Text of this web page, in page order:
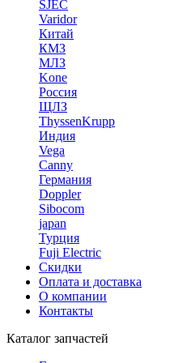
SJEC
Varidor
Китай
КМЗ
МЛЗ
Kone
Россия
ЩЛЗ
ThyssenKrupp
Индия
Vega
Canny
Германия
Doppler
Sibocom
japan
Турция
Fuji Electric
Скидки
Оплата и доставка
О компании
Контакты
Каталог запчастей